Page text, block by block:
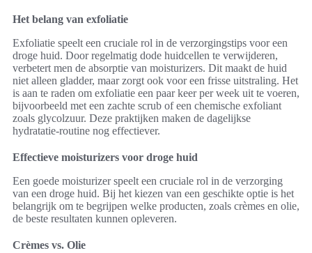
Het belang van exfoliatie
Exfoliatie speelt een cruciale rol in de verzorgingstips voor een
droge huid. Door regelmatig dode huidcellen te verwijderen,
verbetert men de absorptie van moisturizers. Dit maakt de huid
niet alleen gladder, maar zorgt ook voor een frisse uitstraling. Het
is aan te raden om exfoliatie een paar keer per week uit te voeren,
bijvoorbeeld met een zachte scrub of een chemische exfoliant
zoals glycolzuur. Deze praktijken maken de dagelijkse
hydratatie-routine nog effectiever.
Effectieve moisturizers voor droge huid
Een goede moisturizer speelt een cruciale rol in de verzorging
van een droge huid. Bij het kiezen van een geschikte optie is het
belangrijk om te begrijpen welke producten, zoals crèmes en olie,
de beste resultaten kunnen opleveren.
Crèmes vs. Olie